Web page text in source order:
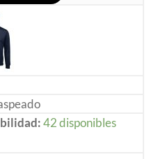
42 disponibles